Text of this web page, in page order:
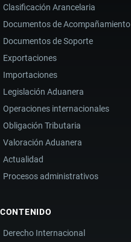
Clasificación Arancelaria
Documentos de Acompañamiento
Documentos de Soporte
Exportaciones
Importaciones
Legislación Aduanera
Operaciones internacionales
Obligación Tributaria
Valoración Aduanera
Actualidad
Procesos administrativos
CONTENIDO
Derecho Internacional